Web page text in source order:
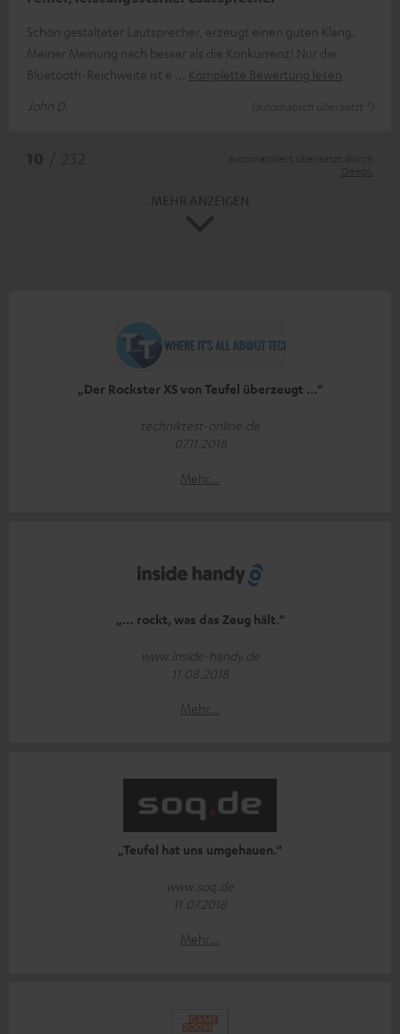
Schön gestalteter Lautsprecher, erzeugt einen guten Klang.
Meiner Meinung nach besser als die Konkurrenz! Nur die
Bluetooth-Reichweite ist e
Komplette Bewertung lesen
John D.
(automatisch übersetzt *)
„Der Rockster XS von Teufel überzeugt …“
techniktest-online.de
07.11.2018
Mehr...
„… rockt, was das Zeug hält.“
www.inside-handy.de
11.08.2018
Mehr...
„Teufel hat uns umgehauen.“
www.soq.de
11.07.2018
Mehr...